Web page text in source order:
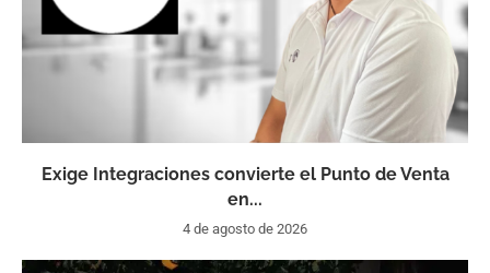
Exige Integraciones convierte el Punto de Venta
en...
4 de agosto de 2026